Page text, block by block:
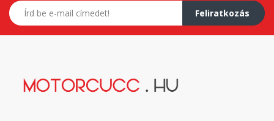
E-mail címed
Feliratkozás